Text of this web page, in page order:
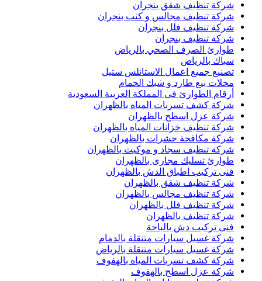
شركة تنظيف شقق بنجران
شركة تنظيف مجالس و كنب بنجران
شركة تنظيف فلل بنجران
شركة تنظيف بنجران
طوارئ الصرف الصحي بالرياض
سباك بالرياض
تصنيع جميع اعمال الاستانلس ستيل
محلات بيع طارد و شبك الحمام
أرقام الطوارئ فى المملكة العربية السعودية
شركة كشف تسربات المياه بالظهران
شركة عزل اسطح بالظهران
شركة تنظيف خزانات المياه بالظهران
شركة مكافحة حشرات بالظهران
شركة تنظيف سجاد و موكيت بالظهران
طوارئ تسليك مجارى بالظهران
فنى تركيب اطباق الدش بالظهران
شركة تنظيف شقق بالظهران
شركة تنظيف مجالس بالظهران
شركة تنظيف فلل بالظهران
شركة تنظيف بالظهران
فنى تركيب دش بالباحة
شركة غسيل سيارات متنقلة بالدمام
شركة غسيل سيارات متنقلة بالرياض
شركة كشف تسربات المياه بالهفوف
شركة عزل اسطح بالهفوف